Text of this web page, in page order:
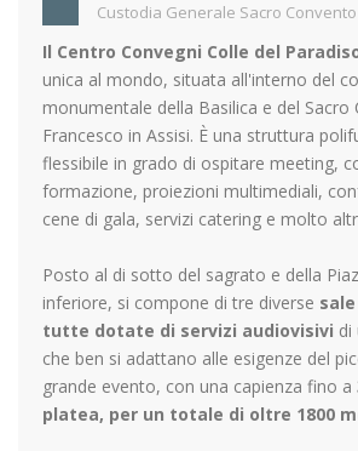
Custodia Generale Sacro Convento
Il Centro Convegni Colle del
unica al mondo, situata all'interno del
monumentale della Basilica e del Sacro
Francesco in Assisi. È una struttura
flessibile in grado di ospitare meeting,
formazione, proiezioni multimediali,
cene di gala, servizi catering e molto
Posto al di sotto del sagrato e della
inferiore, si compone di tre diverse
tutte dotate di servizi audiovisivi di
che ben si adattano alle esigenze del
grande evento, con una capienza fino a
platea, per un totale di oltre 1800